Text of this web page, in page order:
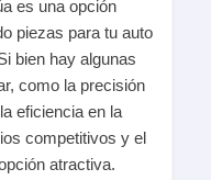
es una opción
piezas para tu auto
bien hay algunas
como la precisión
eficiencia en la
competitivos y el
atractiva.